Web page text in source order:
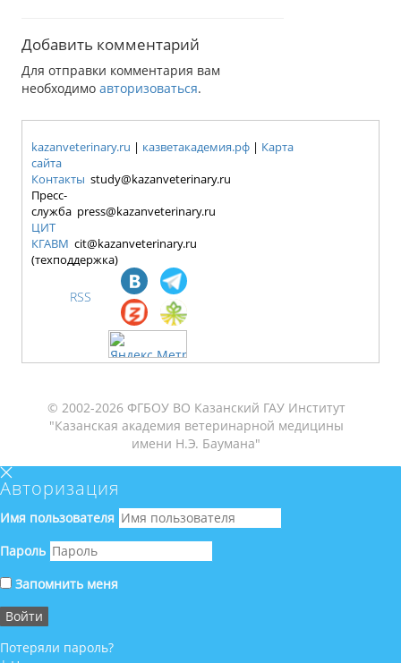
Добавить комментарий
Для отправки комментария вам
необходимо авторизоваться.
kazanveterinary.ru | казветакадемия.рф | Карта
сайта
Контакты study@kazanveterinary.ru
Пресс-
служба press@kazanveterinary.ru
ЦИТ
КГАВМ cit@kazanveterinary.ru
(техподдержка)
RSS
© 2002-2026 ФГБОУ ВО Казанский ГАУ Институт
"Казанская академия ветеринарной медицины
имени Н.Э. Баумана"
Авторизация
Имя пользователя
Пароль
Запомнить меня
Потеряли пароль?